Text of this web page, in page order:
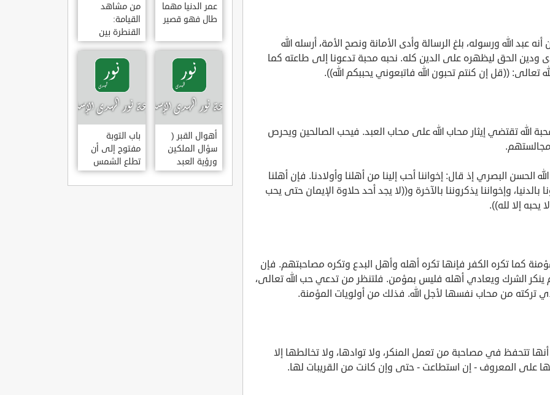
عبد الله ورسوله، بلغ الرسالة وأدى الأمانة ونصح الأمة، أرسله الله
ودين الحق ليظهره على الدين كله. نحبه محبة تدعونا إلى طاعته كما
تعالى: ((قل إن كنتم تحبون الله فاتبعوني يحببكم الله)).
الله تقتضي إيثار محاب الله على محاب العبد. فيحب الصالحين ويحرص
الحسن البصري إذ قال: إخواننا أحب إلينا من أهلنا وأولادنا. فإن أهلنا
بالدنيا، وإخواننا يذكروننا بالآخرة و((لا يجد أحد حلاوة الإيمان حتى يحب
يحبه إلا لله)).
كما تكره الكفر فإنها تكره أهله وأهل البدع وتكره مصاحبتهم. فإن
ينكر الشرك ويعادي أهله فليس بمؤمن. فلتنظر من تدعي حب الله تعالى،
تركته من محاب نفسها لأجل الله. فذلك من أولويات المؤمنة.
تتحفظ في مصاحبة من تعمل المنكر، ولا توادها، ولا تخالطها إلا
على المعروف - إن استطاعت - حتى وإن كانت من القريبات لها.
عمر الدنيا مهما
طال فهو قصير
من مشاهد
القيامة:
القنطرة بين
الجنة والنار
أهوال القبر (
سؤال الملكين
ورؤية العبد
مكانه )
باب التوبة
مفتوح إلى أن
تطلع الشمس
من مغربها